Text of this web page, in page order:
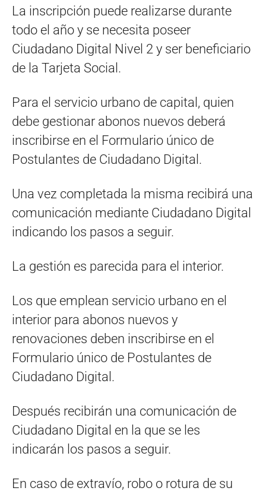
La inscripción puede realizarse durante
todo el año y se necesita poseer
Ciudadano Digital Nivel 2 y ser beneficiario
de la Tarjeta Social.
Para el servicio urbano de capital, quien
debe gestionar abonos nuevos deberá
inscribirse en el Formulario único de
Postulantes de Ciudadano Digital.
Una vez completada la misma recibirá una
comunicación mediante Ciudadano Digital
indicando los pasos a seguir.
La gestión es parecida para el interior.
Los que emplean servicio urbano en el
interior para abonos nuevos y
renovaciones deben inscribirse en el
Formulario único de Postulantes de
Ciudadano Digital.
Después recibirán una comunicación de
Ciudadano Digital en la que se les
indicarán los pasos a seguir.
En caso de extravío, robo o rotura de su